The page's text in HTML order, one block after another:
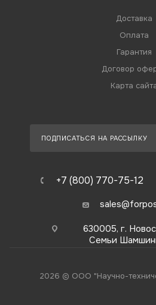
Доставка
Оплата
Гарантия
Договор
Карта
ПОДПИСАТЬСЯ НА РАССЫЛКУ
+7 (800) 770-75-12
630005, г.
Семьи
2026 © ООО "Научно-